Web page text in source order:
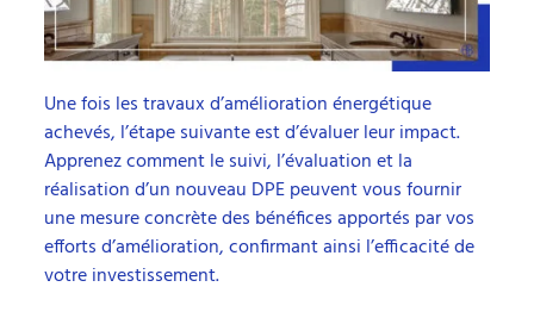
Une fois les travaux d’amélioration énergétique
achevés, l’étape suivante est d’évaluer leur impact.
Apprenez comment le suivi, l’évaluation et la
réalisation d’un nouveau DPE peuvent vous fournir
une mesure concrète des bénéfices apportés par vos
efforts d’amélioration, confirmant ainsi l’efficacité de
votre investissement.